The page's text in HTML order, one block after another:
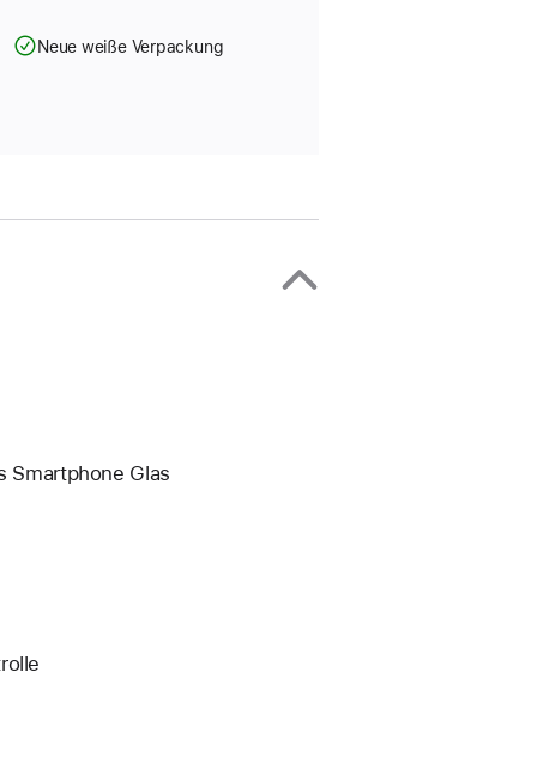
Neue weiße Verpackung
Smartphone Glas